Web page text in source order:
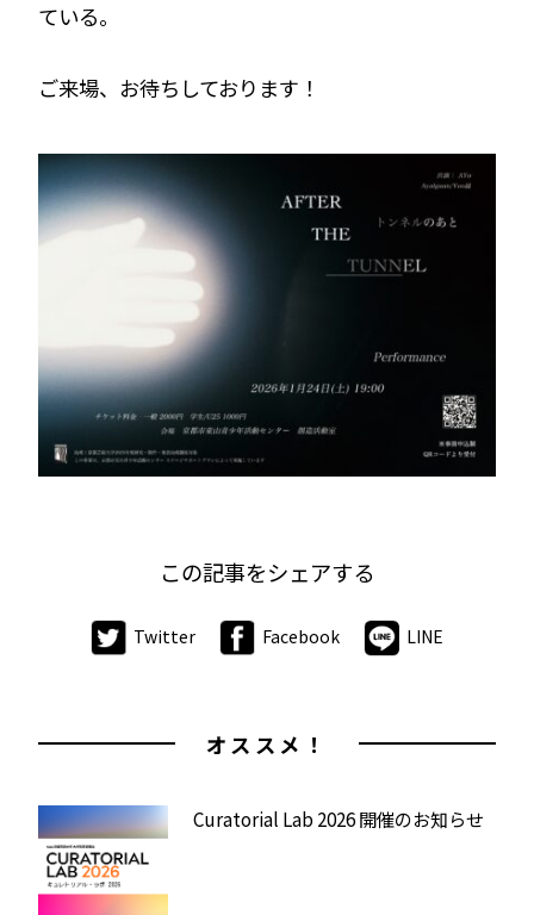
ている。
ご来場、お待ちしております！
この記事をシェアする
Twitter Facebook LINE
オススメ！
Curatorial Lab 2026 開催のお知らせ